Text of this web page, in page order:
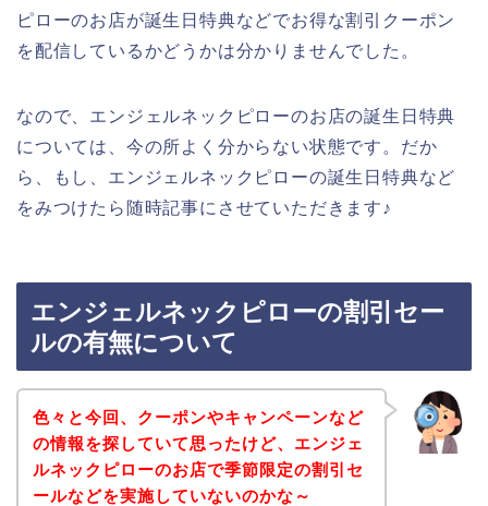
ピローのお店が誕生日特典などでお得な割引クーポン
を配信しているかどうかは分かりませんでした。
なので、エンジェルネックピローのお店の誕生日特典
については、今の所よく分からない状態です。だか
ら、もし、エンジェルネックピローの誕生日特典など
をみつけたら随時記事にさせていただきます♪
エンジェルネックピローの割引セー
ルの有無について
色々と今回、クーポンやキャンペーンなど
の情報を探していて思ったけど、エンジェ
ルネックピローのお店で季節限定の割引セ
ールなどを実施していないのかな～